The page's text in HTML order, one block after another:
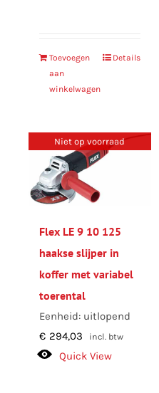
Toevoegen
aan
winkelwagen
Details
Niet op voorraad
Flex LE 9 10 125
haakse slijper in
koffer met variabel
toerental
Eenheid: uitlopend
€ 294,03 incl. btw
Quick View